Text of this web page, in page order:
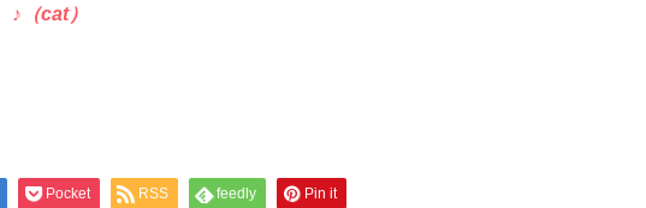
♪（cat）
Pocket RSS feedly Pin it